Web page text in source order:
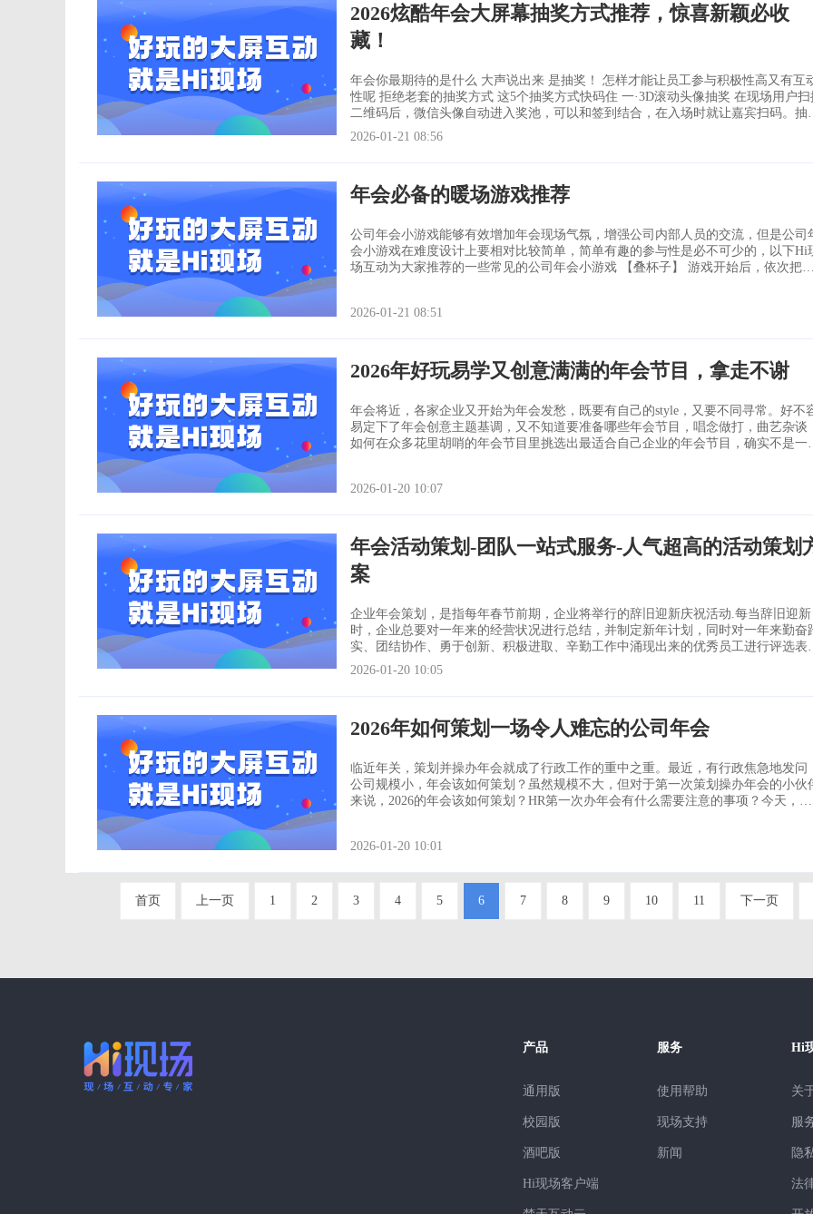
2026炫酷年会大屏幕抽奖方式推荐，惊喜新颖必收
藏！
年会你最期待的是什么 大声说出来 是抽奖！ 怎样才能让员工参与积极性高又有互动
性呢 拒绝老套的抽奖方式 这5个抽奖方式快码住 一·3D滚动头像抽奖 在现场用户扫描
二维码后，微信头像自动进入奖池，可以和签到结合，在入场时就让嘉宾扫码。抽奖
开始后，大屏幕不断滚动切用户的头像，最后显示中奖用户的头像和昵称(姓名)。多
2026-01-21 08:56
年会必备的暖场游戏推荐
公司年会小游戏能够有效增加年会现场气氛，增强公司内部人员的交流，但是公司
会小游戏在难度设计上要相对比较简单，简单有趣的参与性是必不可少的，以下Hi
场互动为大家推荐的一些常见的公司年会小游戏 【叠杯子】 游戏开始后，依次把上
频的台词和表情，
2026-01-21 08:51
2026年好玩易学又创意满满的年会节目，拿走不谢
年会将近，各家企业又开始为年会发愁，既要有自己的style，又要不同寻常。好不
易定下了年会创意主题基调，又不知道要准备哪些年会节目，唱念做打，曲艺杂谈
如何在众多花里胡哨的年会节目里挑选出最适合自己企业的年会节目，确实不是一件
接地影响员工对年会
2026-01-20 10:07
年会活动策划-团队一站式服务-人气超高的活动策划
案
企业年会策划，是指每年春节前期，企业将举行的辞旧迎新庆祝活动.每当辞旧迎新
时，企业总要对一年来的经营状况进行总结，并制定新年计划，同时对一年来勤奋
实、团结协作、勇于创新、积极进取、辛勤工作中涌现出来的优秀员工进行评选表彰
和奖励。成功的企业年会活动，是要做到以下几点。 一、年会主题和中心思想做整
合用一个词语或者一个意境来概括您要表达的主题和中心思想，这样便于记忆也便于
2026-01-20 10:05
2026年如何策划一场令人难忘的公司年会
临近年关，策划并操办年会就成了行政工作的重中之重。最近，有行政焦急地发问
公司规模小，年会该如何策划？虽然规模不大，但对于第一次策划操办年会的小伙
来说，2026的年会该如何策划？HR第一次办年会有什么需要注意的事项？今天，就
经营计谋、经营状态，
2026-01-20 10:01
首页 上一页 1 2 3 4 5 6 7 8 9 10 11 下一页
产品
通用版
校园版
酒吧版
Hi现场客户端
服务
使用帮助
现场支持
新闻
Hi
关
服
隐
法